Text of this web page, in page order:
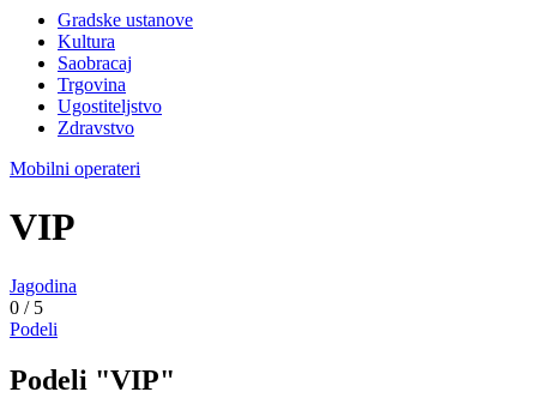
Gradske ustanove
Kultura
Saobracaj
Trgovina
Ugostiteljstvo
Zdravstvo
Mobilni operateri
VIP
Jagodina
0 /5
Podeli
Podeli "VIP"